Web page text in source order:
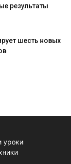
результаты
шесть новых